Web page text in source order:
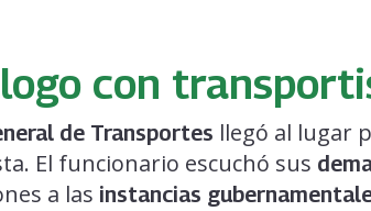
con
de Transportes llegó al lugar
El funcionario escuchó sus
a las instancias